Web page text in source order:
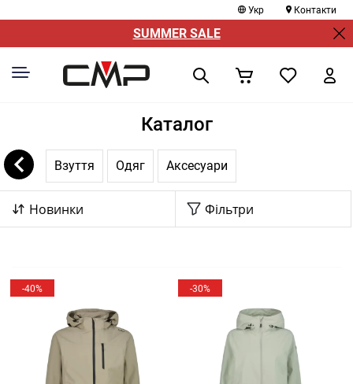
Укр Контакти
SUMMER SALE
Каталог
Взуття Одяг Аксесуари
Новинки Фільтри
-40% -30%